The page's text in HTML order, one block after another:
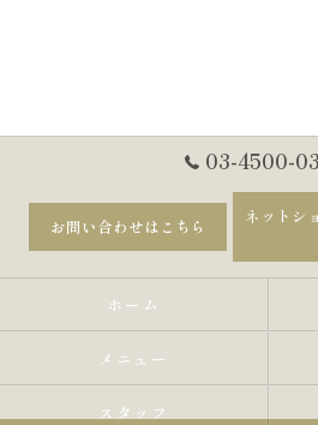
03-4500-
お問い合わせはこちら
ネットシ
ホーム
メニュー
スタッフ